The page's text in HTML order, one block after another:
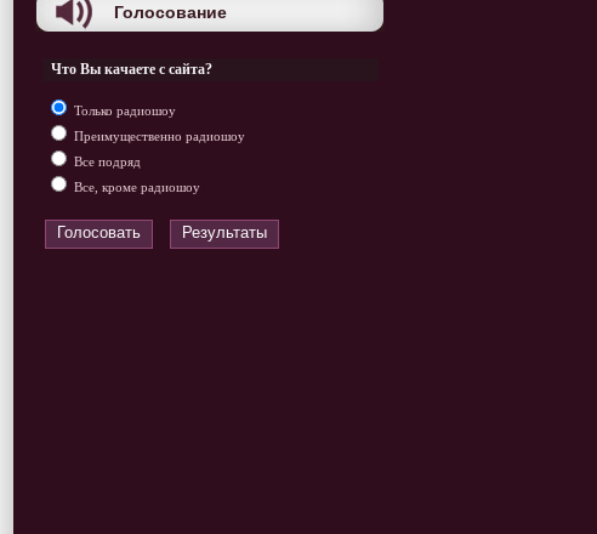
Голосование
Что Вы качаете с сайта?
Только радиошоу
Преимущественно радиошоу
Все подряд
Все, кроме радиошоу
Голосовать Результаты